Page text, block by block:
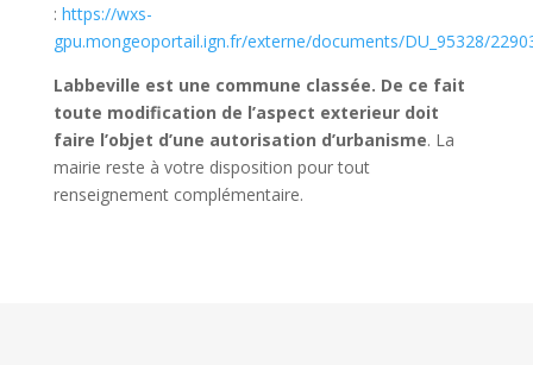
: https://wxs-
gpu.mongeoportail.ign.fr/externe/documents/DU_95328/
Labbeville est une commune classée. De ce fait
toute modification de l’aspect exterieur doit
faire l’objet d’une autorisation d’urbanisme. La
mairie reste à votre disposition pour tout
renseignement complémentaire.